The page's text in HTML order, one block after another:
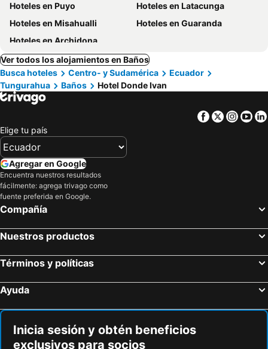
Hoteles en Puyo
Hoteles en Latacunga
Hoteles en Misahualli
Hoteles en Guaranda
Hoteles en Archidona
Ver todos los alojamientos en Baños
Busca hoteles
Centro- y Sudamérica
Ecuador
Tungurahua
Baños Hotel Donde Ivan
Facebook
Twitter
Elige tu país
Agregar en Google
Encuentra nuestros resultados
fácilmente: agrega trivago como
fuente preferida en Google.
Compañía
Nuestros productos
Términos y políticas
Ayuda
Inicia sesión y obtén beneficios
exclusivos para socios